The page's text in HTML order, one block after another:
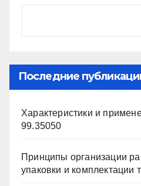
Последние
Характеристики и
99.35050
Принципы организации
упаковки и комплектации